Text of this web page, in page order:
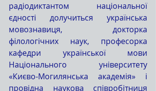
радіодиктантом національної
єдності долучиться українська
мовознавиця, докторка
філологічних наук, професорка
кафедри української мови
Національного університету
«Києво-Могилянська академія» і
провідна наукова співробітниця